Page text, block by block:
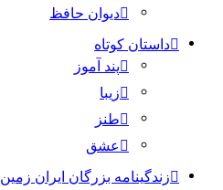
دیوان حافظ
داستان کوتاه
پند آموز
زیبا
طنز
عشق
زندگینامه بزرگان ایران زمین